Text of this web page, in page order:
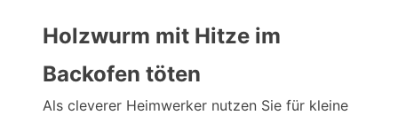
Holzwurm mit Hitze im
Backofen töten
Als cleverer Heimwerker nutzen Sie für kleine